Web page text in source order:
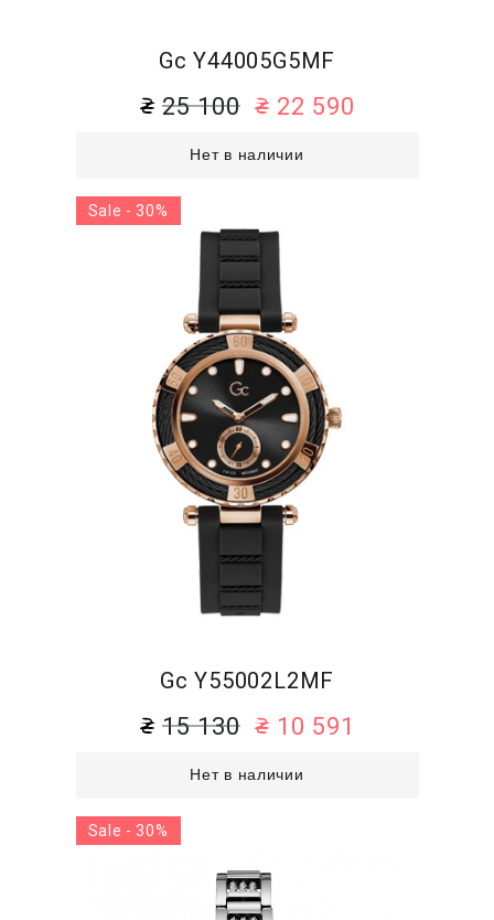
Gc Y44005G5MF
25 100 22 590
Нет в наличии
Gc Y55002L2MF
15 130 10 591
Нет в наличии
Sale - 30%
Sale - 30%